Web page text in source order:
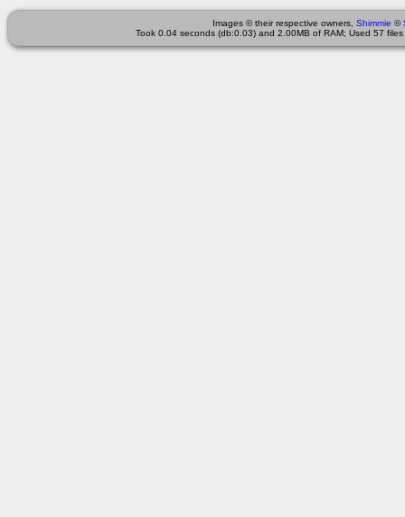
Images © their respective owners, Shimmie ©
Took 0.04 seconds (db:0.03) and 2.00MB of RAM; Used 57